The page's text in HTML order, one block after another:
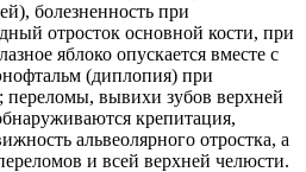
болезненность при
отросток основной кости, при
яблоко опускается вместе с
(диплопия) при
переломы, вывихи зубов верхней
крепитация,
альвеолярного отростка, а
и всей верхней челюсти.